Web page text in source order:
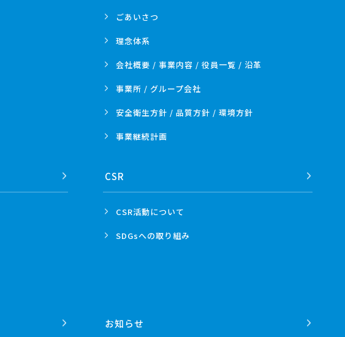
ごあいさつ
理念体系
会社概要 / 事業内容 / 役員一覧 / 沿革
事業所 / グループ会社
安全衛生方針 / 品質方針 / 環境方針
事業継続計画
CSR
CSR活動について
SDGsへの取り組み
お知らせ